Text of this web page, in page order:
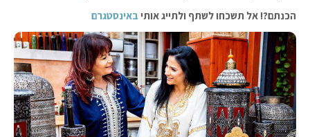
הכנתם?! אל תשכחו לשתף ולתייג אותי באינסטגרם